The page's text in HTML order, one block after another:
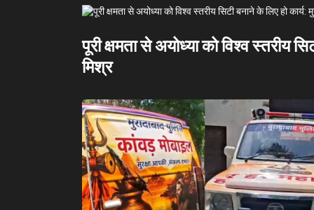
पूरी क्षमता से अयोध्या को विश्व स्तरीय
मिश्र